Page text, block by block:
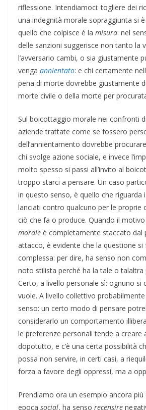
riflessione. Intendiamoci: togliere dei
una indegnità morale sopraggiunta si
quello che colpisce è la misura: nel
delle sanzioni suggerisce non tanto la
l’avversario cambi, o sia giustamente
venga annientato: e chi certamente
pena di morte dovrebbe giustamente
morte civile o della morte per
Sul boicottaggio morale nei confronti
aziende trattate come se fossero
dell’annientamento dovrebbe
chi svolge azione sociale, e invece
molto spesso si passi all’invito al
troppo starci a pensare. Un caso
in questo senso, è quello che riguarda
lanciati contro qualcuno per le proprie
ciò che fa o produce. Quando il
morale è completamente staccato
attacco, è evidente che la questione
complessa: per dire, ha senso non
noto stilista perché ha la tale o talaltra
Certo, a livello personale sì: ognuno si
vuole. A livello collettivo
senso: un certo modo di pensare
considerarlo un comportamento
le preferenze personali tende a creare
dopotutto, e c’è una certa possibilità
possa non servire, in certi casi, a
forza a favore degli oppressi, ma a
Prendiamo ora un esempio ancora più
epoca social, ha senso recensire